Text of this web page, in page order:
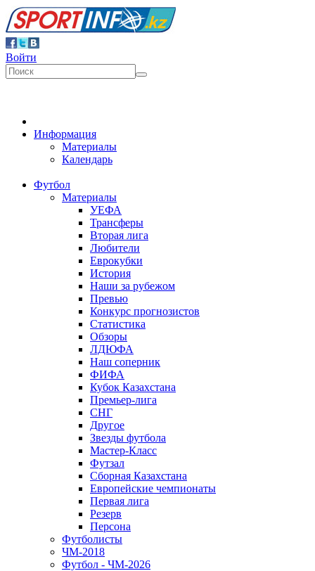
Войти
Информация
Материалы
Календарь
Футбол
Материалы
УЕФА
Трансферы
Вторая лига
Любители
Еврокубки
История
Наши за рубежом
Превью
Конкурс прогнозистов
Статистика
Обзоры
ЛДЮФА
Наш соперник
ФИФА
Кубок Казахстана
Премьер-лига
СНГ
Другое
Звезды футбола
Мастер-Класс
Футзал
Сборная Казахстана
Европейские чемпионаты
Первая лига
Резерв
Персона
Футболисты
ЧМ-2018
Футбол - ЧМ-2026